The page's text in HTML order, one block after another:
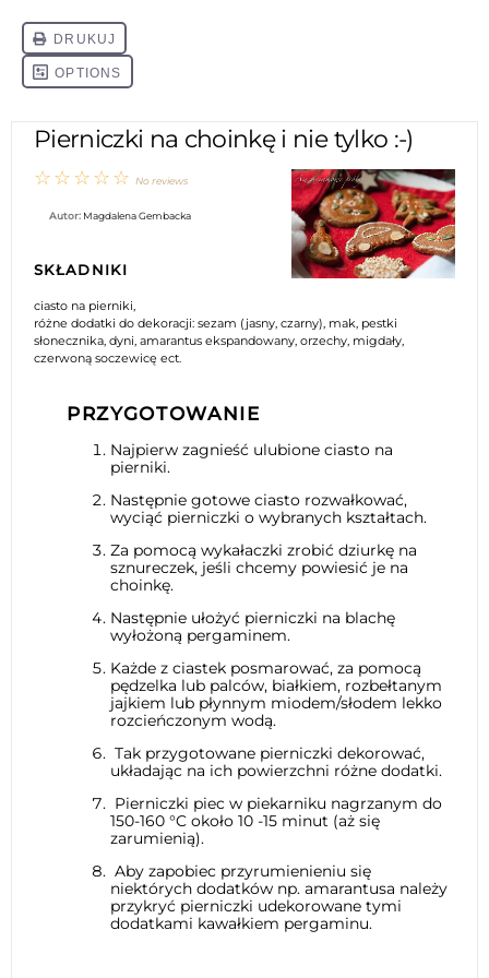
Pierniczki na choinkę i nie tylko :-)
☆
☆
☆
☆
☆ No reviews
Autor: Magdalena Gembacka
SKŁADNIKI
ciasto na pierniki,
różne dodatki do dekoracji: sezam (jasny, czarny), mak, pestki
słonecznika, dyni, amarantus ekspandowany, orzechy, migdały,
czerwoną soczewicę ect.
PRZYGOTOWANIE
Najpierw zagnieść ulubione ciasto na
pierniki.
Następnie gotowe ciasto rozwałkować,
wyciąć pierniczki o wybranych kształtach.
Za pomocą wykałaczki zrobić dziurkę na
sznureczek, jeśli chcemy powiesić je na
choinkę.
Następnie ułożyć pierniczki na blachę
wyłożoną pergaminem.
Każde z ciastek posmarować, za pomocą
pędzelka lub palców, białkiem, rozbełtanym
jajkiem lub płynnym miodem/słodem lekko
rozcieńczonym wodą.
Tak przygotowane pierniczki dekorować,
układając na ich powierzchni różne dodatki.
Pierniczki piec w piekarniku nagrzanym do
150-160 °C około 10 -15 minut (aż się
zarumienią).
Aby zapobiec przyrumienieniu się
niektórych dodatków np. amarantusa należy
przykryć pierniczki udekorowane tymi
dodatkami kawałkiem pergaminu.